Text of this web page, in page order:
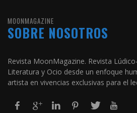
MOONMAGAZINE
SOBRE NOSOTROS
Revista MoonMagazine. Revista
Literatura y Ocio desde un enfoque
artista en vivencias exclusivas para el